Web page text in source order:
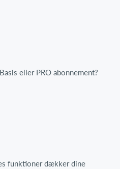
eller PRO abonnement?
funktioner dækker dine